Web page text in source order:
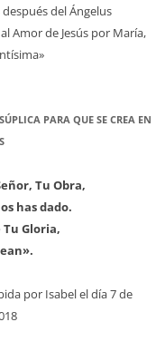
del Ángelus
Amor de Jesús por María,
PARA QUE SE CREA EN
Tu Obra,
has dado.
Gloria,
por Isabel el día 7 de